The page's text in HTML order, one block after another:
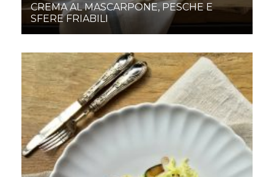
CREMA AL MASCARPONE, PESCHE E
SFERE FRIABILI